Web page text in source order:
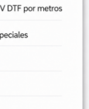
ropa infantil,
crear nuevas
en tu